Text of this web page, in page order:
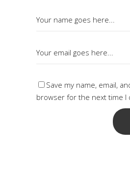
Save my name, email,
browser for the next time I